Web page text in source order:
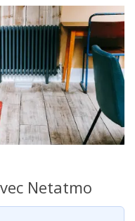
Netatmo